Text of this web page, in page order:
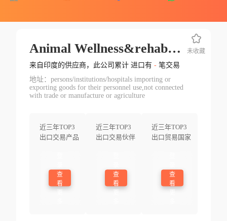
Animal Wellness&rehabilitation Center
来自印度的供应商，此公司累计 进口有 -笔交易
地址：persons/institutions/hospitals importing or
exporting goods for their personnel use,not connected
with trade or manufacture or agriculture
近三年TOP3
出口交易产品
查
看
近三年TOP3
出口交易伙伴
查
看
近三年TOP3
出口贸易国家
查
看
未收藏